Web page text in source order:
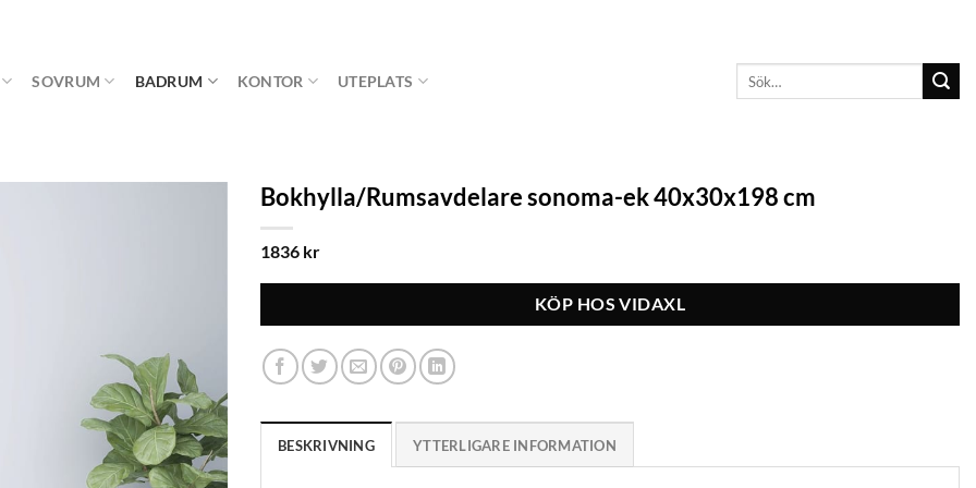
SOVRUM BADRUM KONTOR UTEPLATS
Bokhylla/Rumsavdelare sonoma-ek 40x30x198 cm
1836 kr
KÖP HOS VIDAXL
BESKRIVNING YTTERLIGARE INFORMATION